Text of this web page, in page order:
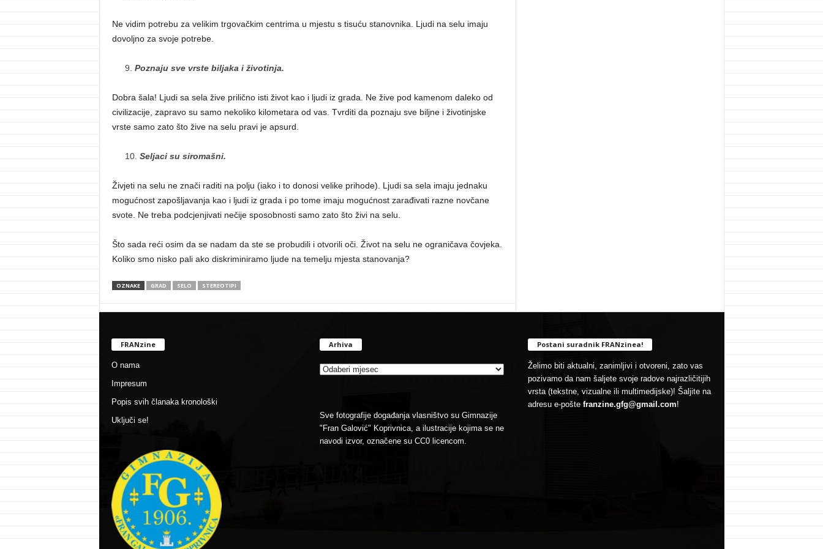
Ne vidim potrebu za velikim trgovačkim centrima u mjestu s tisuću stanovnika. Ljudi na selu imaju
dovoljno za svoje potrebe.
Poznaju sve vrste biljaka i životinja.
Dobra šala! Ljudi sa sela žive prilično isti život kao i ljudi iz grada. Ne žive pod kamenom daleko od
civilizacije, zapravo su samo nekoliko kilometara od vas. Tvrditi da poznaju sve biljne i životinjske
vrste samo zato što žive na selu pravi je apsurd.
Seljaci su siromašni.
Živjeti na selu ne znači raditi na polju (iako i to donosi velike prihode). Ljudi sa sela imaju jednaku
mogućnost zapošljavanja kao i ljudi iz grada i po tome imaju mogućnost zarađivati razne novčane
svote. Ne treba podcjenjivati nečije sposobnosti samo zato što živi na selu.
Što sada reći osim da se nadam da ste se probudili i otvorili oči. Život na selu ne ograničava čovjeka.
Koliko smo nisko pali ako diskriminiramo ljude na temelju mjesta stanovanja?
OZNAKE GRAD SELO STEREOTIPI
FRANzine
O nama
Impresum
Popis svih članaka kronološki
Uključi se!
Arhiva
Sve fotografije događanja vlasništvo su Gimnazije
"Fran Galović" Koprivnica, a ilustracije kojima se ne
navodi izvor, označene su CC0 licencom.
Postani suradnik FRANzinea!
Želimo biti aktualni, zanimljivi i otvoreni, zato vas
pozivamo da nam šaljete svoje radove najrazličitijih
vrsta (tekstne, vizualne ili multimedijske)! Šaljite na
adresu e-pošte franzine.gfg@gmail.com!